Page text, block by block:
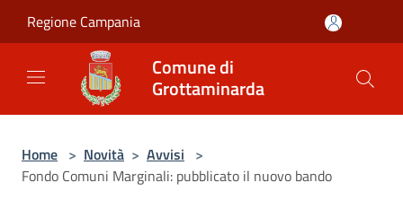
Regione Campania
Comune di
Grottaminarda
Home > Novità > Avvisi >
Fondo Comuni Marginali: pubblicato il nuovo bando